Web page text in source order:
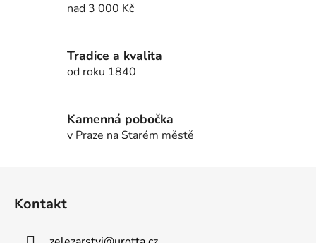
k
ý
p
i
nad 3 000 Kč
Tradice a kvalita
od roku 1840
Kamenná pobočka
v Praze na Starém městě
Kontakt